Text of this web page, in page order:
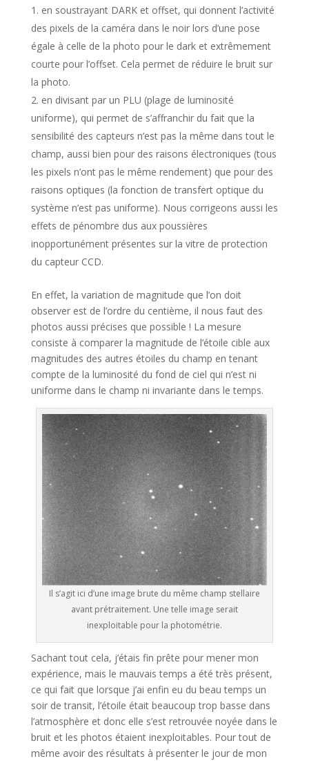
en soustrayant DARK et offset, qui donnent l’activité
des pixels de la caméra dans le noir lors d’une pose
égale à celle de la photo pour le dark et extrêmement
courte pour l’offset. Cela permet de réduire le bruit sur
la photo.
en divisant par un PLU (plage de luminosité
uniforme), qui permet de s’affranchir du fait que la
sensibilité des capteurs n’est pas la même dans tout le
champ, aussi bien pour des raisons électroniques (tous
les pixels n’ont pas le même rendement) que pour des
raisons optiques (la fonction de transfert optique du
système n’est pas uniforme). Nous corrigeons aussi les
effets de pénombre dus aux poussières
inopportunément présentes sur la vitre de protection
du capteur CCD.
En effet, la variation de magnitude que l’on doit
observer est de l’ordre du centième, il nous faut des
photos aussi précises que possible ! La mesure
consiste à comparer la magnitude de l’étoile cible aux
magnitudes des autres étoiles du champ en tenant
compte de la luminosité du fond de ciel qui n’est ni
uniforme dans le champ ni invariante dans le temps.
Il s’agit ici d’une image brute du même champ stellaire
avant prétraitement. Une telle image serait
inexploitable pour la photométrie.
Sachant tout cela, j’étais fin prête pour mener mon
expérience, mais le mauvais temps a été très présent,
ce qui fait que lorsque j’ai enfin eu du beau temps un
soir de transit, l’étoile était beaucoup trop basse dans
l’atmosphère et donc elle s’est retrouvée noyée dans le
bruit et les photos étaient inexploitables. Pour tout de
même avoir des résultats à présenter le jour de mon